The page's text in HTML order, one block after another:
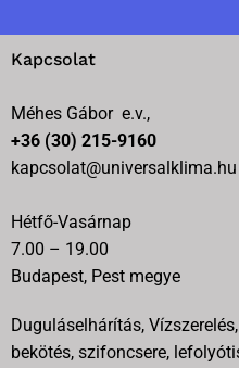
Kapcsolat
Méhes Gábor e.v.,
+36 (30) 215-9160
kapcsolat@universalklima.hu
Hétfő-Vasárnap
7.00 – 19.00
Budapest, Pest megye
Duguláselhárítás,
bekötés, szifoncsere,